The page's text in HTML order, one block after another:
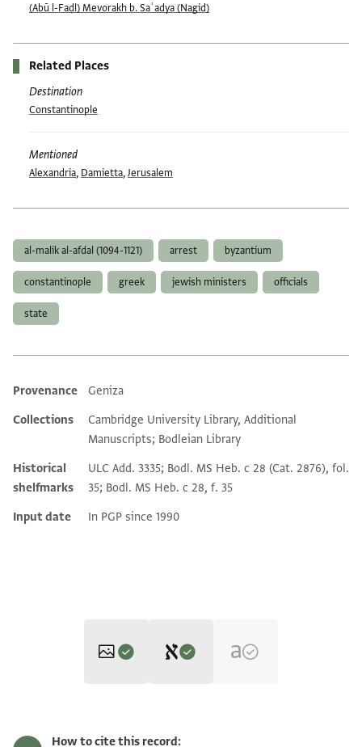
(Abū l-Faḍl) Mevorakh b. Saʿadya (Nagid)
Related Places
Destination
Constantinople
Mentioned
Alexandria, Damietta,Jerusalem
al-malik al-afdal (1094-1121) arrest byzantium
constantinople greek jewish ministers officials
state
Additional metadata
Provenance
Geniza
Collections
Cambridge University Library, Additional
Manuscripts; Bodleian Library
Historical
shelfmarks
ULC Add. 3335; Bodl. MS Heb. c 28 (Cat. 2876), fol.
35; Bodl. MS Heb. c 28, f. 35
Input date
In PGP since 1990
Solomon Schechter, article (n.p., n.d.).
How to cite this record: